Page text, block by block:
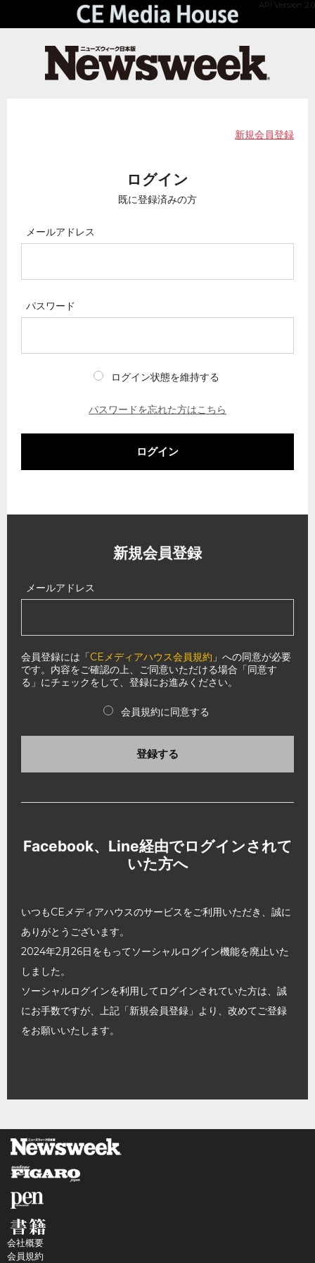
API Version 2.0
新規会員登録
ログイン
既に登録済みの方
メールアドレス
パスワード
ログイン状態を維持する
パスワードを忘れた方はこちら
ログイン
新規会員登録
メールアドレス
会員登録には「CEメディアハウス会員規約 」への同意が必要
です。内容をご確認の上、ご同意いただける場合「同意す
る」にチェックをして、登録にお進みください。
会員規約に同意する
登録する
Facebook、Line経由でログインされて
いた方へ
いつもCEメディアハウスのサービスをご利用いただき、誠に
ありがとうございます。
2024年2月26日をもってソーシャルログイン機能を廃止いた
しました。
ソーシャルログインを利用してログインされていた方は、誠
にお手数ですが、上記「新規会員登録」より、改めてご登録
をお願いいたします。
会社概要
会員規約